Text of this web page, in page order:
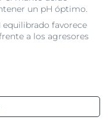
un pH óptimo.
equilibrado favorece
a los agresores